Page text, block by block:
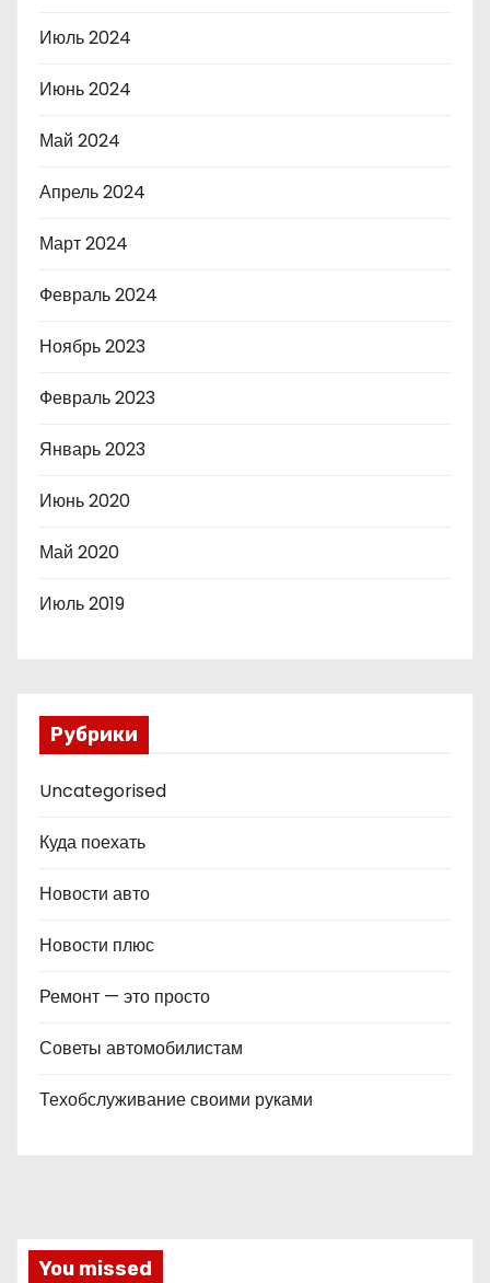
Июль 2024
Июнь 2024
Май 2024
Апрель 2024
Март 2024
Февраль 2024
Ноябрь 2023
Февраль 2023
Январь 2023
Июнь 2020
Май 2020
Июль 2019
Рубрики
Uncategorised
Куда поехать
Новости авто
Новости плюс
Ремонт — это просто
Советы автомобилистам
Техобслуживание своими руками
You missed